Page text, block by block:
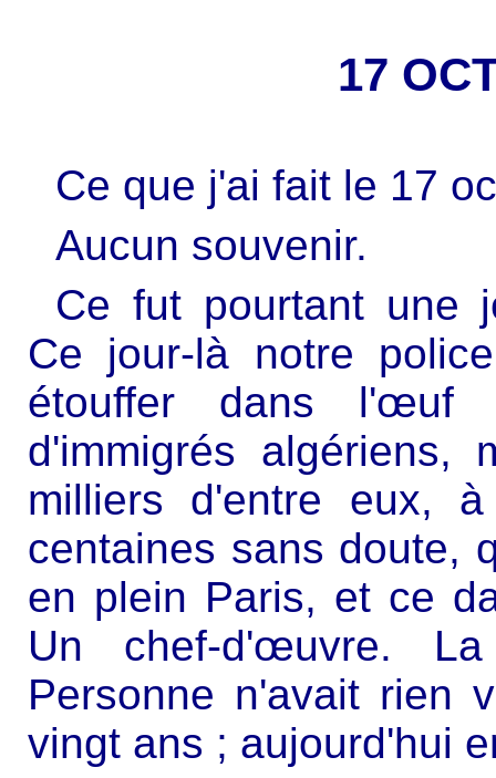
17
Ce que j'ai fait le 17
Aucun souvenir.
Ce fut pourtant une
Ce jour-là notre
étouffer dans l'œuf
d'immigrés
milliers d'entre eux,
centaines sans doute,
en plein Paris, et ce
Un chef-d'œuvre.
Personne n'avait rien
vingt ans ; aujourd'hui